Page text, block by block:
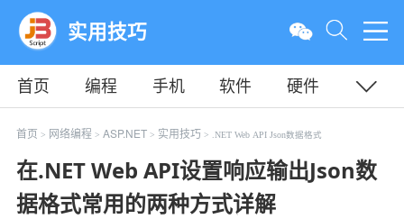
实用技巧
首页 编程 手机 软件
硬件
教程
平面 服务器
首页 > 网络编程 > ASP.NET > 实用技巧 > .NET Web API Json数据格式
在.NET Web API设置响应输出Json数
据格式常用的两种方式详解